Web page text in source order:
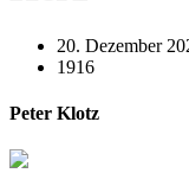
20. Dezember
1916
Peter Klotz